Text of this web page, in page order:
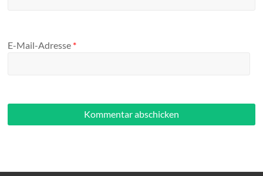
E-Mail-Adresse *